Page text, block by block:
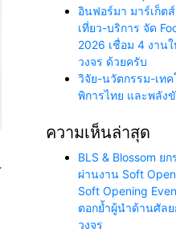
อินฟอร์มา มาร์เก็ต
เที่ยว-บริการ จัด
2026 เชื่อม 4 งาน
วงจร ด้วยครับ
วิจัย-นวัตกรรม-เท
พิการไทย และพลัง
ความเห็นล่าสุด
BLS & Blossom ย
ผ่านงาน Soft
Soft Opening
ตอกย้ำผู้นำด้านศัล
วงจร